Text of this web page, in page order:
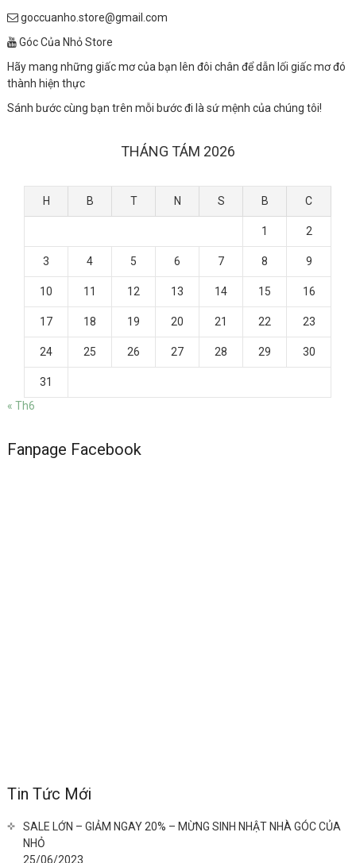
goccuanho.store@gmail.com
Góc Của Nhỏ Store
Hãy mang những giấc mơ của bạn lên đôi chân để dẫn lối giấc mơ đó
thành hiện thực
Sánh bước cùng bạn trên mỗi bước đi là sứ mệnh của chúng tôi!
THÁNG TÁM 2026
H B T N S B C
1 2
3 4 5 6 7 8 9
10 11 12 13 14 15 16
17 18 19 20 21 22 23
24 25 26 27 28 29 30
31
« Th6
Fanpage Facebook
Tin Tức Mới
SALE LỚN – GIẢM NGAY 20% – MỪNG SINH NHẬT NHÀ GÓC CỦA
NHỎ
25/06/2023